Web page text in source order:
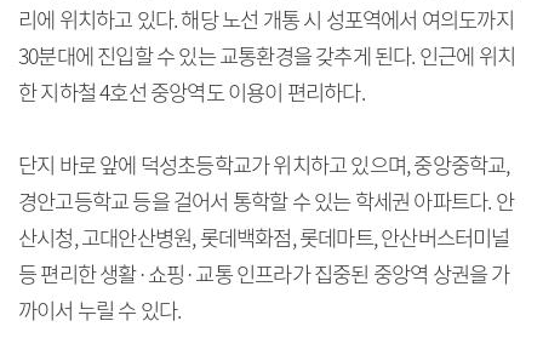
리에 위치하고 있다. 해당 노선 개통 시 성포역에서 여의도까지
30분대에 진입할 수 있는 교통환경을 갖추게 된다. 인근에 위치
한 지하철 4호선 중앙역도 이용이 편리하다.
단지 바로 앞에 덕성초등학교가 위치하고 있으며, 중앙중학교,
경안고등학교 등을 걸어서 통학할 수 있는 학세권 아파트다. 안
산시청, 고대안산병원, 롯데백화점, 롯데마트, 안산버스터미널
등 편리한 생활·쇼핑·교통 인프라가 집중된 중앙역 상권을 가
까이서 누릴 수 있다.